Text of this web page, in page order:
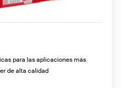
para las aplicaciones más
de alta calidad